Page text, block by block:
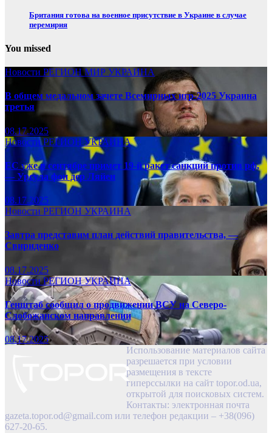
Британия готова на военное присутствие в Украине в случае
перемирия
You missed
Новости РЕГИОНМИР УКРАИНА
В общем медальном зачете Всемирных игр-2025 Украина
третья
08.17.2025
НовостиРЕГИОНУКРАИНА
ЕС уже в сентябре примет 19-й ракет санкций против рф,
— Урсула фон дер Ляйен
08.17.2025
Новости РЕГИОН УКРАИНА
Завтра представим план действий правительства, —
Свириденко
08.17.2025
НовостиРЕГИОНУКРАИНА
Генштаб сообщил о продвижении ВСУ на Северо-
Слобожанском направлении
08.17.2025
Использование материалов сайта
разрешается при условии
размещения в тексте
гиперссылки на сайт topor.od.ua,
открытой для поисковых систем.
Контакты: электронная почта
gazeta.topor.od@gmail.com или телефон редакции – +38(096)
627-20-65.